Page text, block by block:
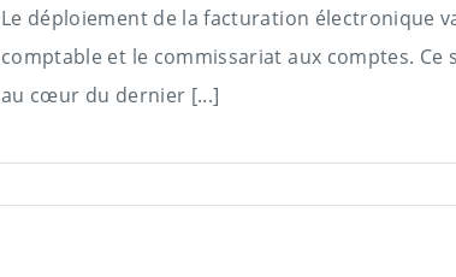
Le déploiement de la facturation électronique
comptable et le commissariat aux comptes.
au cœur du dernier [...]